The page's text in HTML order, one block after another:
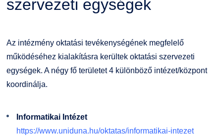
Családbarát Szolgáltató
EHÖK
Hallgatókra érvényes szabályzatok
Kiemelt ösztöndíjak
Origó nyelvvizsga
HASIT
Neptun
K+F+I
Kapcsolat
Telefonkönyv
Minőségirányítás
Együttműködő partnereink
szervezeti egységek
Az intézmény oktatási tevékenységének megfelelő
működéséhez kialakításra kerültek oktatási szervezeti
egységek. A négy fő területet 4 különböző intézet/központ
koordinálja.
Informatikai Intézet
https://www.uniduna.hu/oktatas/informatikai-intezet